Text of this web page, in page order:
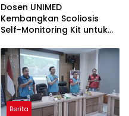
Dosen UNIMED
Kembangkan Scoliosis
Self-Monitoring Kit untuk
Mandiri Pasien Scoliosis
Berita